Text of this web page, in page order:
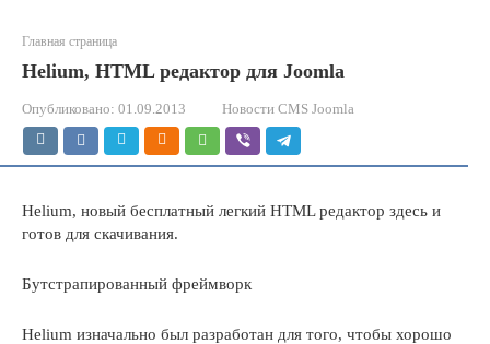
Главная страница
Helium, HTML редактор для Joomla
Опубликовано: 01.09.2013 Новости CMS Joomla
Helium, новый бесплатный легкий HTML редактор здесь и
готов для скачивания.
Бутстрапированный фреймворк
Helium изначально был разработан для того, чтобы хорошо